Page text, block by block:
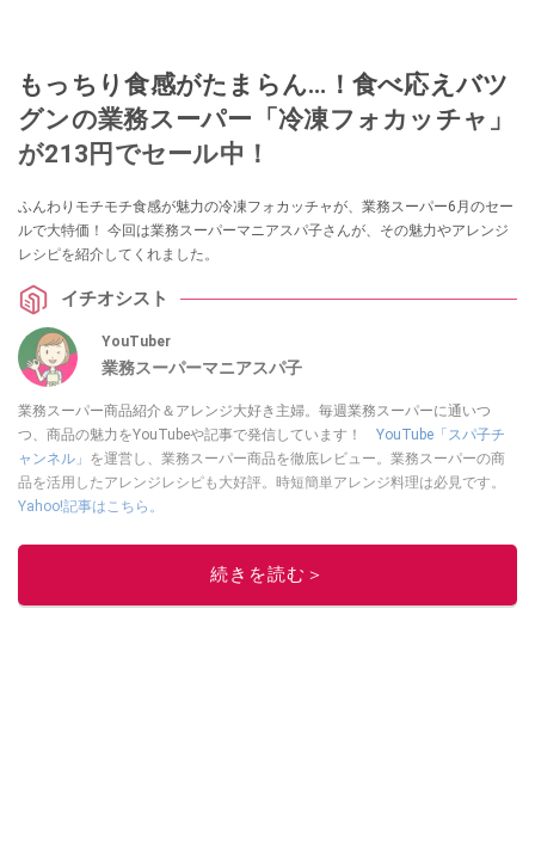
もっちり食感がたまらん…！食べ応えバツ
グンの業務スーパー「冷凍フォカッチャ」
が213円でセール中！
ふんわりモチモチ食感が魅力の冷凍フォカッチャが、業務スーパー6月のセー
ルで大特価！ 今回は業務スーパーマニアスパ子さんが、その魅力やアレンジ
レシピを紹介してくれました。
イチオシスト
YouTuber
業務スーパーマニアスパ子
業務スーパー商品紹介＆アレンジ大好き主婦。毎週業務スーパーに通いつ
つ、商品の魅力をYouTubeや記事で発信しています！ YouTube「スパ子チ
ャンネル」 を運営し、業務スーパー商品を徹底レビュー。業務スーパーの商
品を活用したアレンジレシピも大好評。時短簡単アレンジ料理は必見です。
Yahoo!記事はこちら。
このイチオシストの他の記事を読む
続きを読む＞